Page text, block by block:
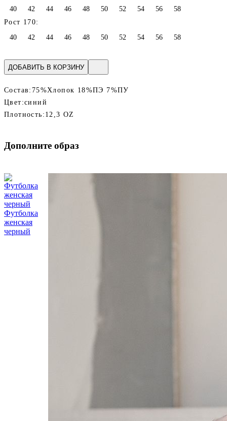
40
42 44 46 48 50 52 54 56
58
Рост 170:
40
42 44 46 48 50 52 54 56 58
ДОБАВИТЬ В КОРЗИНУ
Состав: 75%Хлопок 18%ПЭ 7%ПУ
Цвет:синий
Плотность: 12,3 OZ
Дополните образ
Футболка
женская
черный